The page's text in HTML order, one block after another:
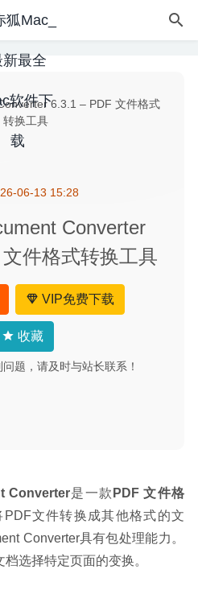
06-13 15:28
Converter
件格式转换工具
VIP免费下载
收藏
题，请及时与站长联系！
Converter是一款 PDF 文件格
PDF文件转换成其他格式的文
Converter具有包处理能力。
选择特定页面的变换。
6 6.4.0 – 专业的音频合成软件
Pro 4.0.1 破解版
Complete 3.10.0.1772 for Mac-
03-23
– 文件夹同步工具 2020-08-12
(5965) for Mac中文版-强大的